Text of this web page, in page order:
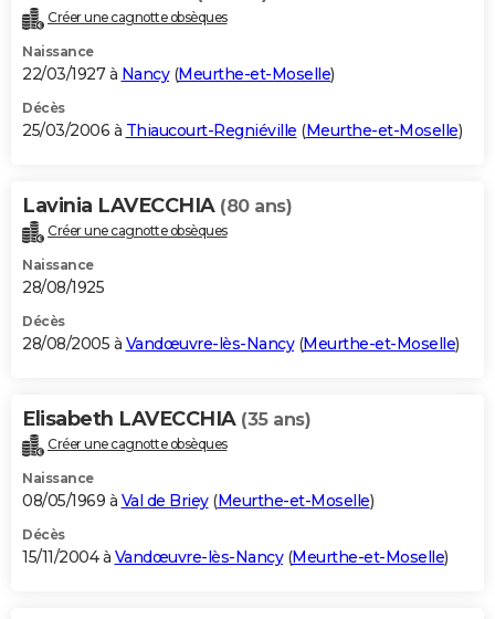
Créer une cagnotte obsèques
Naissance
22/03/1927 à Nancy(Meurthe-et-Moselle)
Décès
25/03/2006 à Thiaucourt-Regniéville (Meurthe-et-Moselle)
Lavinia LAVECCHIA (80 ans)
Créer une cagnotte obsèques
Naissance
28/08/1925
Décès
28/08/2005 à Vandœuvre-lès-Nancy(Meurthe-et-Moselle)
Elisabeth LAVECCHIA (35 ans)
Créer une cagnotte obsèques
Naissance
08/05/1969 à Val de Briey(Meurthe-et-Moselle)
Décès
15/11/2004 à Vandœuvre-lès-Nancy(Meurthe-et-Moselle)